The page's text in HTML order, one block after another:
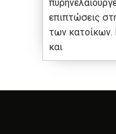
επιπτώσεις
των κατοίκων.
και